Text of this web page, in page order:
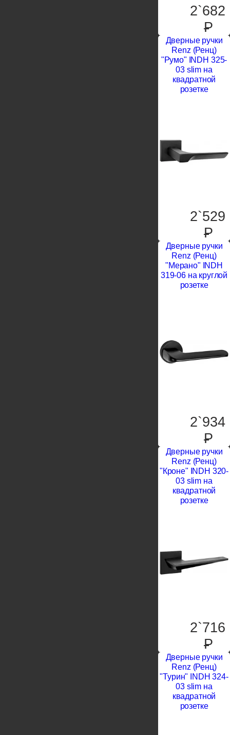
2`682
P
Дверные ручки
Renz (Ренц)
"Румо" INDH 325-
03 slim на
квадратной
розетке
2`529
P
Дверные ручки
Renz (Ренц)
"Мерано" INDH
319-06 на круглой
розетке
2`934
P
Дверные ручки
Renz (Ренц)
"Кроне" INDH 320-
03 slim на
квадратной
розетке
2`716
P
Дверные ручки
Renz (Ренц)
"Турин" INDH 324-
03 slim на
квадратной
розетке